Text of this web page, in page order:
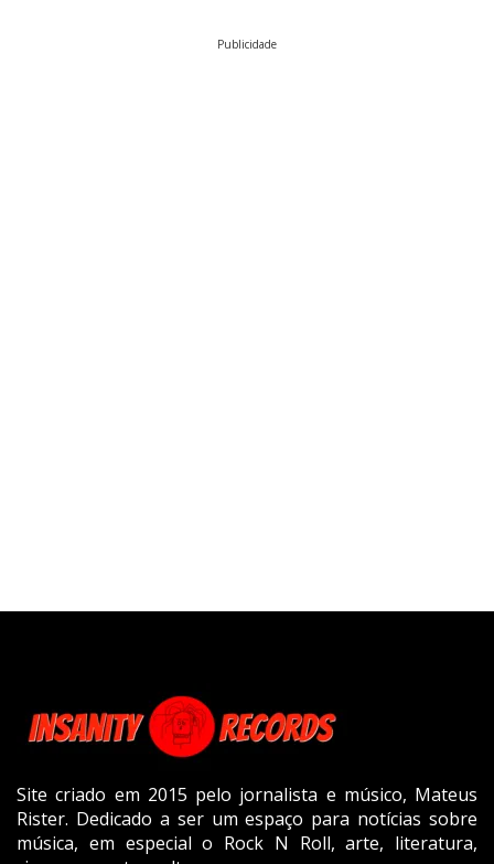
Publicidade
Site criado em 2015 pelo jornalista e músico, Mateus
Rister. Dedicado a ser um espaço para notícias sobre
música, em especial o Rock N Roll, arte, literatura,